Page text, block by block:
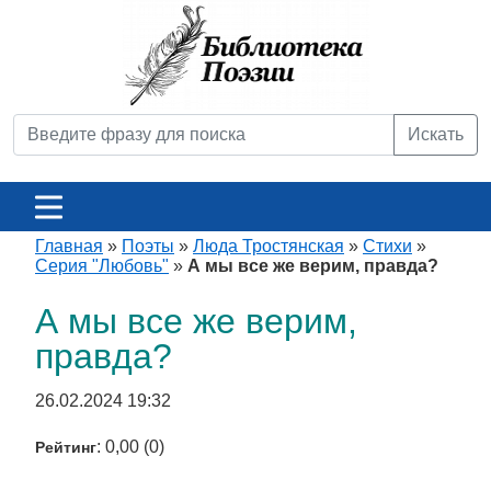
Искать
Главная » Поэты » Люда Тростянская » Стихи »
Серия "Любовь" » А мы все же верим, правда?
А мы все же верим,
правда?
26.02.2024 19:32
Рейтинг: 0,00 (0)